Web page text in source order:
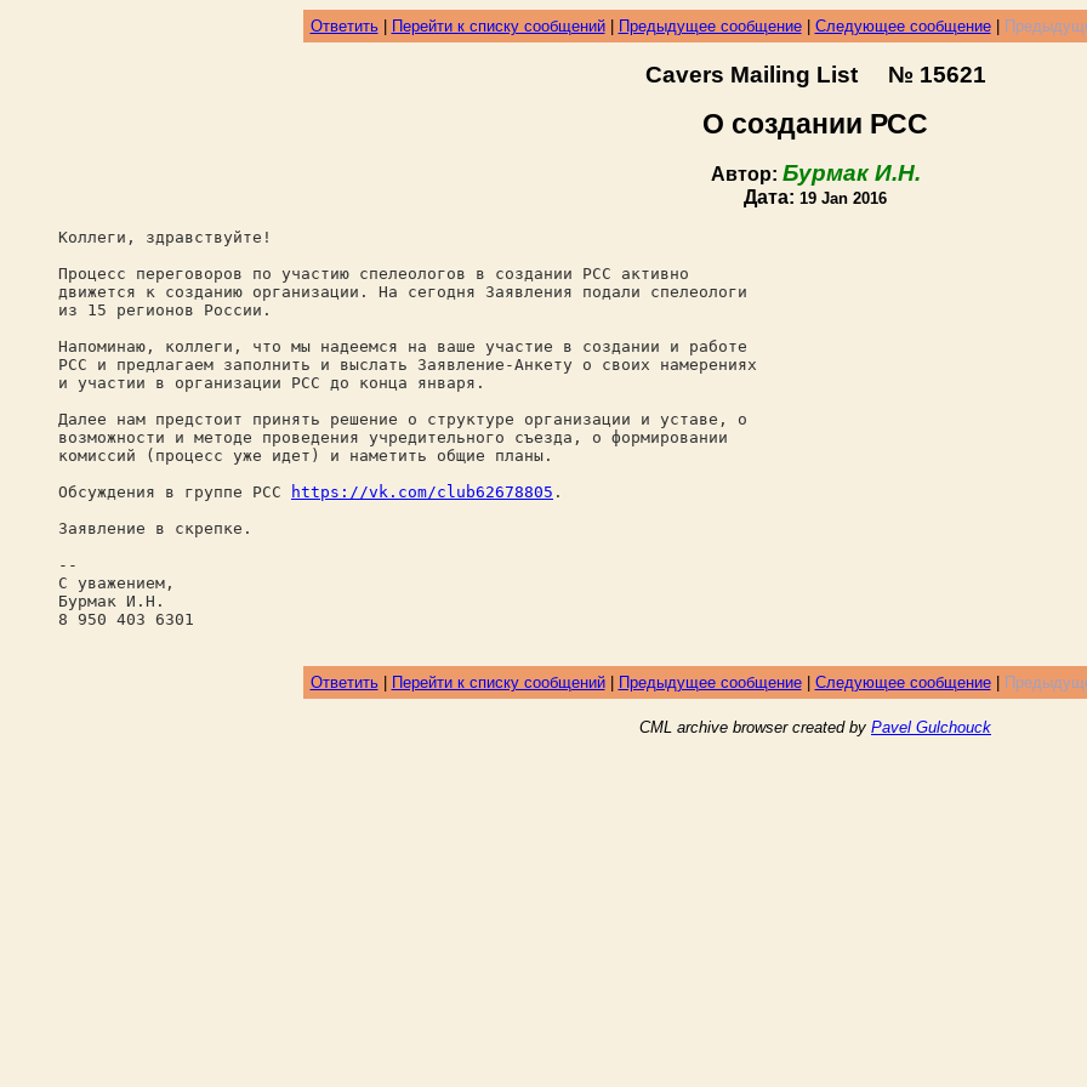
Ответить| Перейти к списку сообщений| Предыдущее сообщение| Следующее сообщение|
Cavers Mailing List № 15621
О создании РСС
Автор: Бурмак И.Н.
Дата: 19 Jan 2016
Коллеги, здравствуйте!
Процесс переговоров по участию спелеологов в создании РСС активно
движется к созданию организации. На сегодня Заявления подали спелеологи
из 15 регионов России.
Напоминаю, коллеги, что мы надеемся на ваше участие в создании и работе
РСС и предлагаем заполнить и выслать Заявление-Анкету о своих намерениях
и участии в организации РСС до конца января.
Далее нам предстоит принять решение о структуре организации и уставе, о
возможности и методе проведения учредительного съезда, о формировании
комиссий (процесс уже идет) и наметить общие планы.
Обсуждения в группе РСС
https://vk.com/club62678805 .
Заявление в скрепке.
--
С уважением,
Бурмак И.Н.
8 950 403 6301
Ответить| Перейти к списку сообщений| Предыдущее сообщение| Следующее сообщение|
CML archive browser created by Pavel Gulchouck